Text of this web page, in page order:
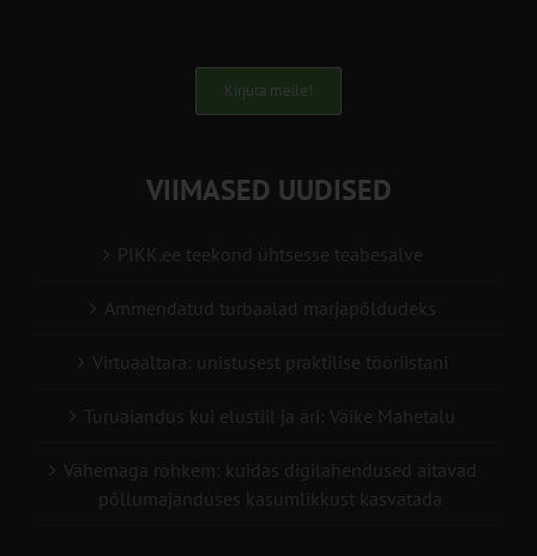
Kirjuta meile!
VIIMASED UUDISED
PIKK.ee teekond ühtsesse teabesalve
Ammendatud turbaalad marjapõldudeks
Virtuaaltara: unistusest praktilise tööriistani
Turuaiandus kui elustiil ja äri: Väike Mahetalu
Vähemaga rohkem: kuidas digilahendused aitavad
põllumajanduses kasumlikkust kasvatada